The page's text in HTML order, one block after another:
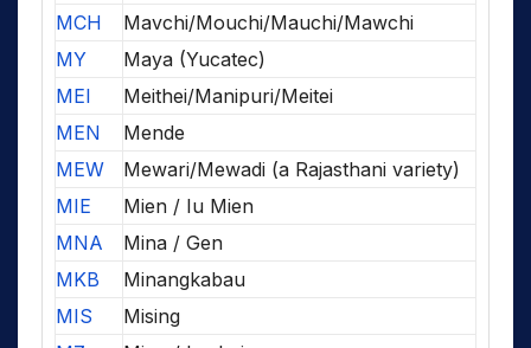
MCH
Mavchi/Mouchi/Mauchi/Mawchi
MY
Maya (Yucatec)
MEI
Meithei/Manipuri/Meitei
MEN
Mende
MEW
Mewari/Mewadi (a Rajasthani variety)
MIE
Mien / Iu Mien
MNA
Mina / Gen
MKB
Minangkabau
MIS
Mising